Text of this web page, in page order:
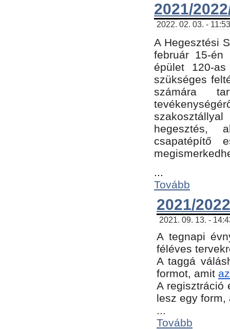
2021/
2022. 02. 03. -
A Hegesztési
február 15-
épület 120-
szükséges
számára
hegesztés,
csapatépítő
...
Tovább
2021/
2021. 09. 13. -
A tegnapi
féléves
A taggá
formot, amit
A regisztráció
lesz egy
...
Tovább